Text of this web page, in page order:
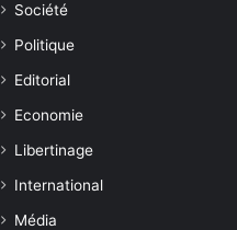
Société
Politique
Editorial
Economie
Libertinage
International
Média